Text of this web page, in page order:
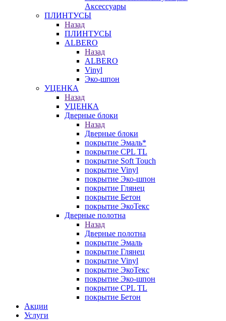
Аксессуары
ПЛИНТУСЫ
Назад
ПЛИНТУСЫ
ALBERO
Назад
ALBERO
Vinyl
Эко-шпон
УЦЕНКА
Назад
УЦЕНКА
Дверные блоки
Назад
Дверные блоки
покрытие Эмаль*
покрытие CPL TL
покрытие Soft Touch
покрытие Vinyl
покрытие Эко-шпон
покрытие Глянец
покрытие Бетон
покрытие ЭкоТекс
Дверные полотна
Назад
Дверные полотна
покрытие Эмаль
покрытие Глянец
покрытие Vinyl
покрытие ЭкоТекс
покрытие Эко-шпон
покрытие CPL TL
покрытие Бетон
Акции
Услуги